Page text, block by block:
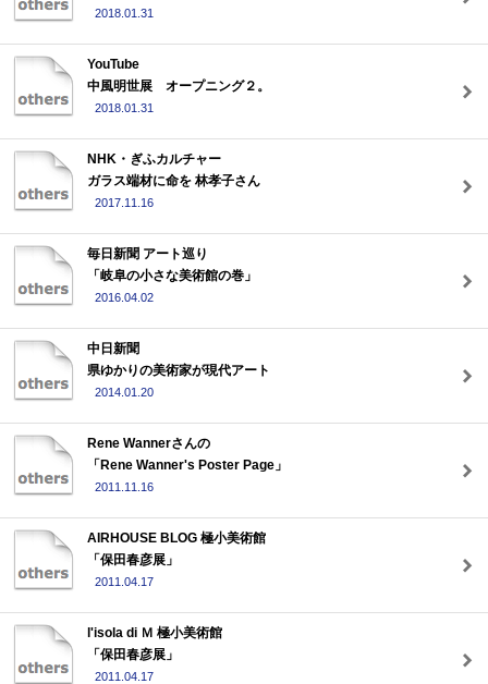
2018.01.31
YouTube
中風明世展 オープニング２。
2018.01.31
NHK・ぎふカルチャー
ガラス端材に命を 林孝子さん
2017.11.16
毎日新聞 アート巡り
「岐阜の小さな美術館の巻」
2016.04.02
中日新聞
県ゆかりの美術家が現代アート
2014.01.20
Rene Wannerさんの
「Rene Wanner's Poster Page」
2011.11.16
AIRHOUSE BLOG 極小美術館
「保田春彦展」
2011.04.17
l'isola di Ｍ 極小美術館
「保田春彦展」
2011.04.17